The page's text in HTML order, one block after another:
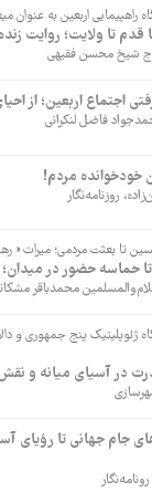
راهپیمایی اربعین به عنوان
قدم تا ولایت؛ روایت
شیخ محسن فقیهی
اجتماع اربعین؛ از
فاضل لنکرانی
خودخوانده مردم!
روزنامه‌نگار
تا بعثت مردمی؛ میراث «
تا حماسه حضور در
محمدباقر
ژئوپلیتیک پنج جمهوری و
در آسیای میانه و نقش